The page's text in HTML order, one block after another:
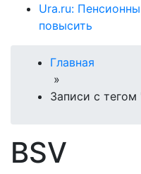
Ura.ru:
повысить
Главная
»
Записи с тегом
BSV